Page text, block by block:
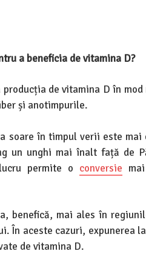
a beneficia de vitamina D?
de vitamina D în
și anotimpurile.
soare în timpul verii este mai
un unghi mai înalt față de
permite o conversie
benefică, mai ales în
În aceste cazuri, expunerea
de vitamina D.